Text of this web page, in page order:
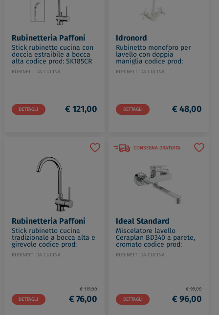
Rubinetteria Paffoni
Stick rubinetto cucina con
doccia estraibile a bocca
alta codice prod: SK185CR
RUBINETTI DA CUCINA
DETTAGLI € 121,00
Idronord
Rubinetto monoforo per
lavello con doppia
maniglia codice prod:
EST000000B
RUBINETTI DA CUCINA
DETTAGLI € 48,00
Rubinetteria Paffoni
Stick rubinetto cucina
tradizionale a bocca alta e
girevole codice prod:
SK180CR
RUBINETTI DA CUCINA
DETTAGLI
€ 119,00
€ 76,00
CONSEGNA GRATUITA
Ideal Standard
Miscelatore lavello
Ceraplan BD340 a parete,
cromato codice prod:
BD340AA
RUBINETTI DA CUCINA
DETTAGLI
€ 99,00
€ 96,00